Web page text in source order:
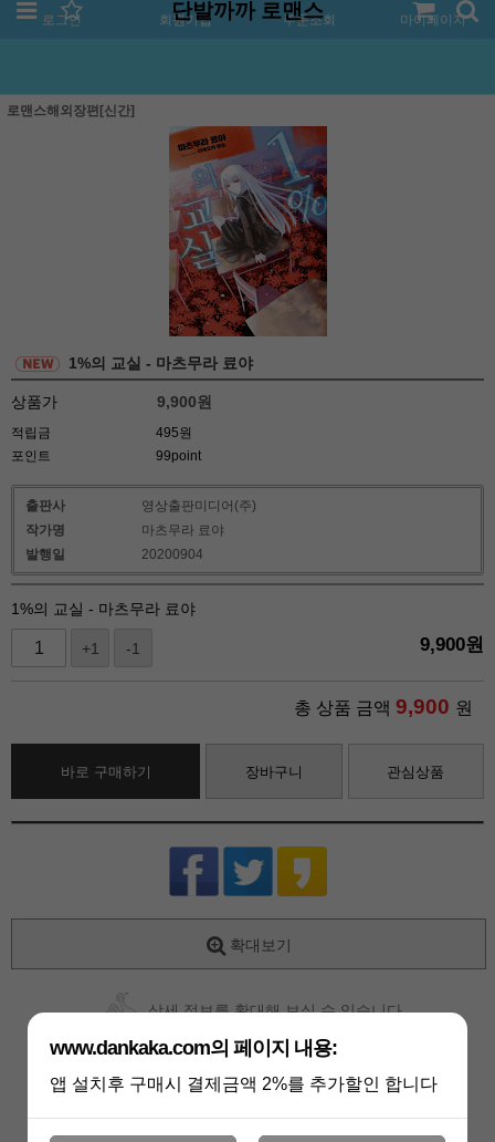
로그인 회원가입 주문조회 마이페이지
단발까까 로맨스
로맨스해외장편[신간]
1%의 교실 - 마츠무라 료야
상품가 9,900원
적립금
495원
포인트
99point
출판사
영상출판미디어(주)
작가명
마츠무라 료야
발행일
20200904
1%의 교실 - 마츠무라 료야
+1 -1 9,900원
총 상품 금액 9,900 원
바로 구매하기 장바구니 관심상품
확대보기
상세 정보를 확대해 보실 수 있습니다
“좋아하게 됐어. 너를…….”
www.dankaka.com의 페이지 내용:
앱 설치후 구매시 결제금액 2%를 추가할인 합니다